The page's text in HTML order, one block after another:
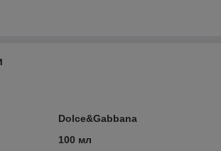
Dolce&Gabbana
100 мл